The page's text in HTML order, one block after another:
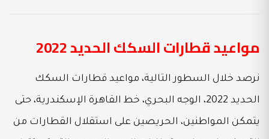
مواعيد قطارات السكك الحديد 2022
نرصد خلال السطور التالية، مواعيد قطارات السكك
الحديد 2022، الوجه البحري، خط القاهرة الإسكندرية، حتى
يتمكن المواطنين، الحريصين على استقلال القطارات من